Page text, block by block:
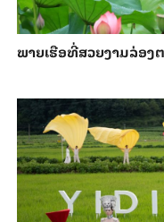
ພາຍ​ເຮືອທີ່​ສວຍ​ງາມ​ລ່ອ